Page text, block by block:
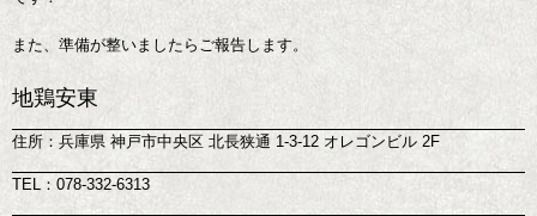
また、準備が整いましたらご報告します。
地鶏安東
住所：兵庫県 神戸市中央区 北長狭通 1-3-12 オレゴンビル 2F
TEL：078-332-6313